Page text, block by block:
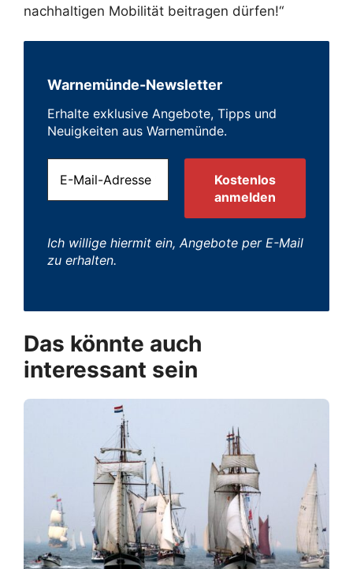
nachhaltigen Mobilität beitragen dürfen!“
Warnemünde-Newsletter
Erhalte exklusive Angebote, Tipps und
Neuigkeiten aus Warnemünde.
Ich willige hiermit ein, Angebote per E-Mail
zu erhalten.
Das könnte auch
interessant sein